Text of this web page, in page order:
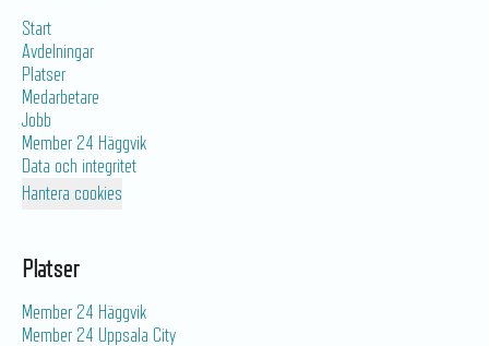
Start
Avdelningar
Platser
Medarbetare
Jobb
Member 24 Häggvik
Data och integritet
Hantera cookies
Platser
Member 24 Häggvik
Member 24 Uppsala City